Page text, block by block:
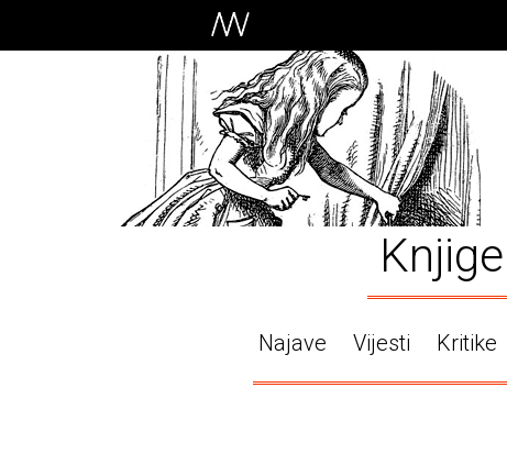
Knjige
Najave Vijesti Kritike